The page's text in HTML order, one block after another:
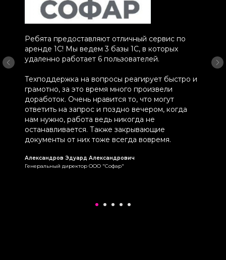
Ребята предоставляют отличный сервис по
аренде 1С! Мы ведем 3 базы 1С, в которых
удаленно работает 6 пользователей.
Техподдержка на вопросы реагирует быстро и
грамотно, за это время много произвели
доработок. Очень нравится то, что могут
ответить на запрос и поздно вечером, когда
нам нужно, работа ведь никогда не
останавливается. Также закрывающие
документы от них тоже всегда вовремя.
Александров Эдуард Александрович
Генеральный директор ООО "Софар"